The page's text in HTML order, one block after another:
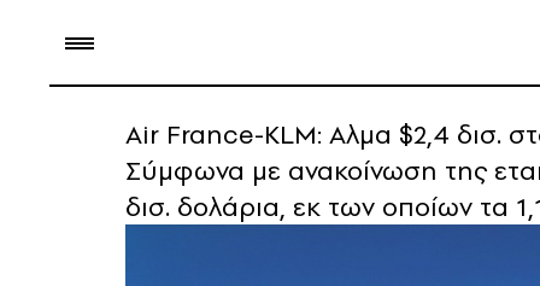
Air France-KLM: Αλμα $2,4 δισ.
Σύμφωνα με ανακοίνωση της
δισ. δολάρια, εκ των οποίων τα